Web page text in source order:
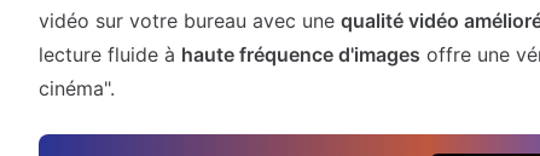
vidéo sur votre bureau avec une qualité vidéo
lecture fluide à haute fréquence d'images offre une
cinéma".